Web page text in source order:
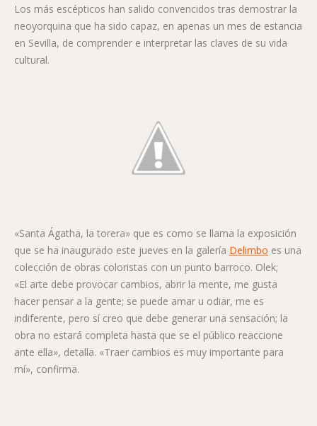
Los más escépticos han salido convencidos tras demostrar la
neoyorquina que ha sido capaz, en apenas un mes de estancia
en Sevilla, de comprender e interpretar las claves de su vida
cultural.
«Santa Ágatha, la torera» que es como se llama la exposición
que se ha inaugurado este jueves en la galería Delimbo es una
colección de obras coloristas con un punto barroco. Olek;
«El arte debe provocar cambios, abrir la mente, me gusta
hacer pensar a la gente; se puede amar u odiar, me es
indiferente, pero sí creo que debe generar una sensación; la
obra no estará completa hasta que se el público reaccione
ante ella», detalla. «Traer cambios es muy importante para
mí», confirma.